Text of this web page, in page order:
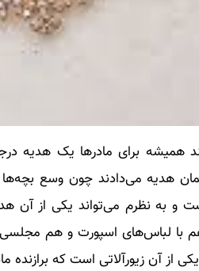
همیشه برای مادرها یک
هدیه می‌دادند چون وسع
به نظرم می‌تواند یکی از آن
با لباس‌های اسپورت و هم
از آن زیورآلاتی است که برازنده